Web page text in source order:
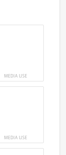
MEDIA USE
MEDIA USE